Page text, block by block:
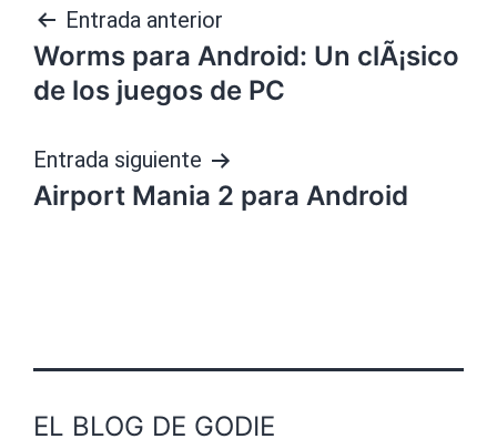
Navegación
de
Entrada anterior
Worms para Android: Un clÃ¡sico
de los juegos de PC
Entrada siguiente
Airport Mania 2 para Android
EL BLOG DE GODIE